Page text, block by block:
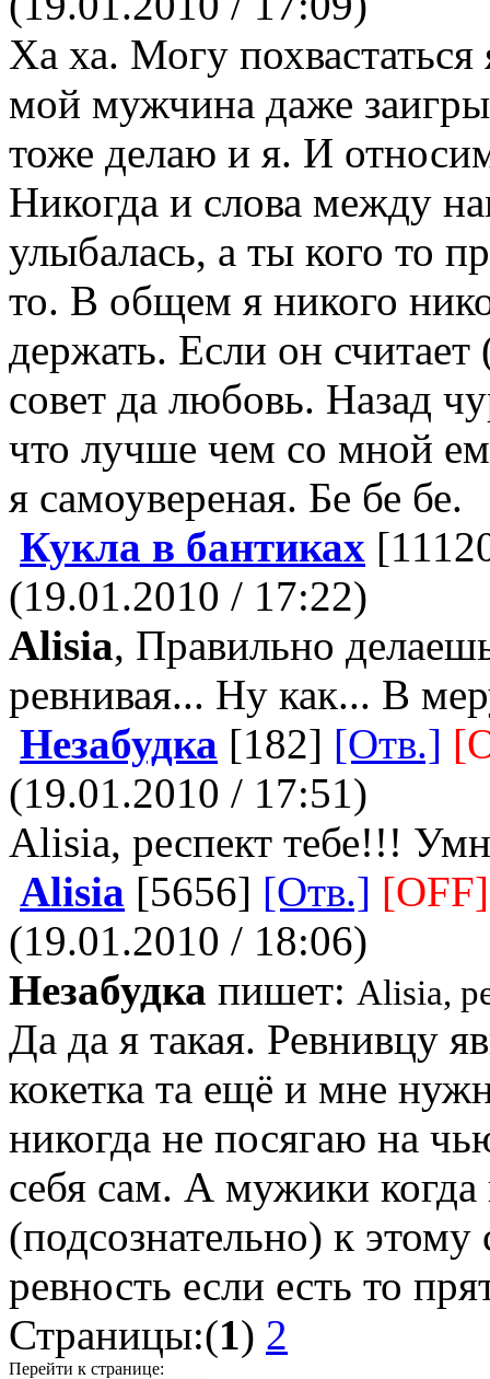
Ха ха. Могу
мой мужчина даже
тоже делаю и я. И
Никогда и слова между
улыбалась, а ты кого то
то. В общем я никого
держать. Если он
совет да любовь. Назад
что лучше чем со мной
я самоувереная. Бе бе бе.
Кукла в бантиках
(19.01.2010 / 17:22)
Alisia, Правильно
ревнивая... Ну как... В
Незабудка [182] [Отв.]
(19.01.2010 / 17:51)
Alisia, респект тебе!!!
Alisia [5656] [Отв.] [OFF]
(19.01.2010 / 18:06)
Незабудка пишет: Alisia,
Да да я такая. Ревнивцу
кокетка та ещё и мне
никогда не посягаю на
себя сам. А мужики
(подсознательно) к этому
ревность если есть то
Страницы:(1) 2
Перейти к странице: